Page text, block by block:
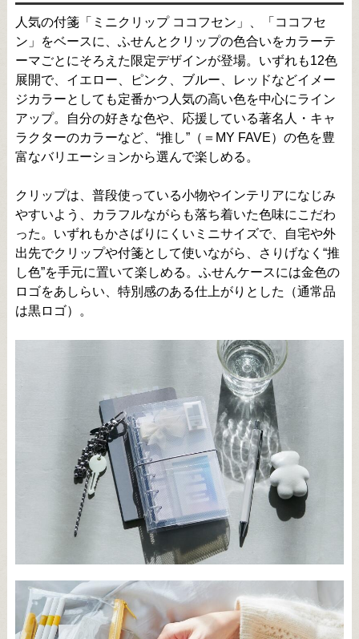
人気の付箋「ミニクリップ ココフセン」、「ココフセ
ン」をベースに、ふせんとクリップの色合いをカラーテ
ーマごとにそろえた限定デザインが登場。いずれも12色
展開で、イエロー、ピンク、ブルー、レッドなどイメー
ジカラーとしても定番かつ人気の高い色を中心にライン
アップ。自分の好きな色や、応援している著名人・キャ
ラクターのカラーなど、“推し”（＝MY FAVE）の色を豊
富なバリエーションから選んで楽しめる。
クリップは、普段使っている小物やインテリアになじみ
やすいよう、カラフルながらも落ち着いた色味にこだわ
った。いずれもかさばりにくいミニサイズで、自宅や外
出先でクリップや付箋として使いながら、さりげなく“推
し色”を手元に置いて楽しめる。ふせんケースには金色の
ロゴをあしらい、特別感のある仕上がりとした（通常品
は黒ロゴ）。